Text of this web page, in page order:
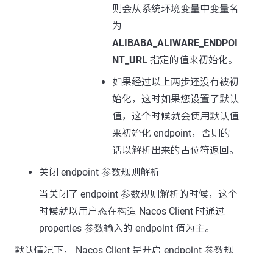
则会从系统环境变量中变量名
为
ALIBABA_ALIWARE_ENDPOI
NT_URL 指定的值来初始化。
如果经过以上两步还没有被初
始化，这时如果您设置了默认
值，这个时候就会使用默认值
来初始化 endpoint，否则的
话以解析出来的占位符返回。
关闭 endpoint 参数规则解析
当关闭了 endpoint 参数规则解析的时候，这个
时候就以用户态在构造 Nacos Client 时通过
properties 参数输入的 endpoint 值为主。
默认情况下， Nacos Client 是开启 endpoint 参数规